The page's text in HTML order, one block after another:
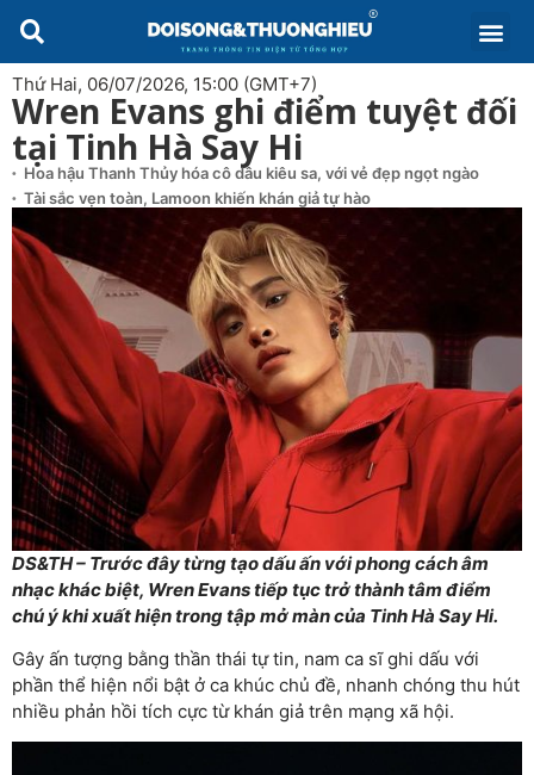
Thứ Hai, 06/07/2026, 15:00 (GMT+7)
Wren Evans ghi điểm tuyệt đối
tại Tinh Hà Say Hi
Hoa hậu Thanh Thủy hóa cô dâu kiêu sa, với vẻ đẹp ngọt ngào
Tài sắc vẹn toàn, Lamoon khiến khán giả tự hào
DS&TH – Trước đây từng tạo dấu ấn với phong cách âm
nhạc khác biệt, Wren Evans tiếp tục trở thành tâm điểm
chú ý khi xuất hiện trong tập mở màn của Tinh Hà Say Hi.
Gây ấn tượng bằng thần thái tự tin, nam ca sĩ ghi dấu với
phần thể hiện nổi bật ở ca khúc chủ đề, nhanh chóng thu hút
nhiều phản hồi tích cực từ khán giả trên mạng xã hội.